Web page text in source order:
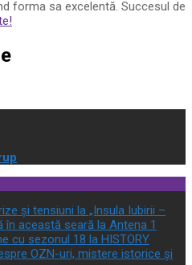
forma sa excelentă. Succesul de
și tensiuni la „Insula Iubirii –
în această seară la Antena 1
cu sezonul 18 la HISTORY
OZN-uri, mistere istorice și